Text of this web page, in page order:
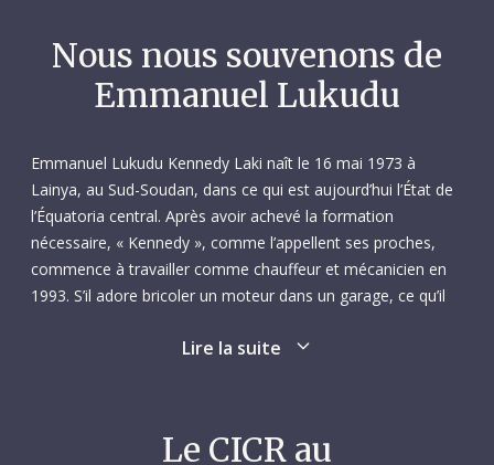
Nous nous souvenons de
Emmanuel Lukudu
Emmanuel Lukudu Kennedy Laki naît le 16 mai 1973 à
Lainya, au Sud-Soudan, dans ce qui est aujourd’hui l’État de
l’Équatoria central. Après avoir achevé la formation
nécessaire, « Kennedy », comme l’appellent ses proches,
commence à travailler comme chauffeur et mécanicien en
1993. S’il adore bricoler un moteur dans un garage, ce qu’il
camion. Pour lui, conduire est autant une passion qu’une
entre en décembre 2014 à la délégation du CICR à Juba
Lire la suite
Le CICR au